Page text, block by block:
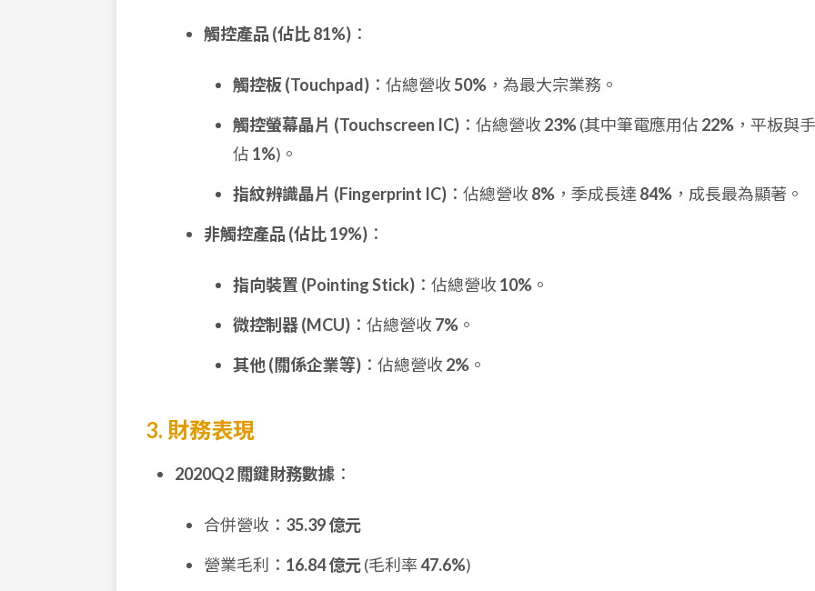
觸控產品 (佔比 81%) ：
觸控板 (Touchpad) ：佔總營收50% ，為最大宗業務。
觸控螢幕晶片 (Touchscreen IC) ：佔總營收23%(其中筆電應用佔 22% ，平板與
佔 1%)。
指紋辨識晶片 (Fingerprint IC) ：佔總營收8% ，季成長達 84% ，成長最為顯著。
非觸控產品 (佔比 19%) ：
指向裝置 (Pointing Stick) ：佔總營收10% 。
微控制器 (MCU) ：佔總營收7% 。
其他 (關係企業等) ：佔總營收2% 。
3. 財務表現
2020Q2 關鍵財務數據 ：
合併營收： 35.39 億元
營業毛利： 16.84 億元(毛利率47.6%)